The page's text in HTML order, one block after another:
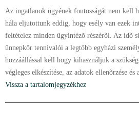
Az ingatlanok ügyének fontosságát nem kell
hála eljutottunk eddig, hogy esély van ezek
feltételez minden ügyintézõ részérõl. Az idõ
ünnepkör tennivalói a legtöbb egyházi
hozzáállással kell hogy kihasználjuk a
végleges elkészítése, az adatok ellenõrzése
Vissza a tartalomjegyzékhez